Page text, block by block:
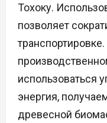
Тохоку.
позволяет
использоваться
энергия,
древесной